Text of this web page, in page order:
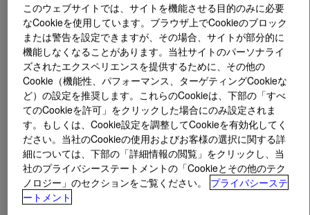
とはACOUSTICRYL™ AV-1331 Emulsion?
An acrylic copolymer emulsion that is powered by
AVANSE™ Latex Technology, designed for the use in
high-performing sprayable waterborne sound damping
coatings. Due to this unique technology, this latex allows
the following for sound damping coating formulations: -
このウェブサイトでは、サイトを機能させる目的のみに必要
なCookieを使用しています。ブラウザ上でCookieのブロック
または警告を設定できますが、その場合、サイトが部分的に
機能しなくなることがあります。当社サイトのパーソナライ
ズされたエクスペリエンスを提供するために、その他の
Cookie（機能性、パフォーマンス、ターゲティングCookieな
ど）の設定を推奨します。これらのCookieは、下部の「すべ
てのCookieを許可」をクリックした場合にのみ設定されま
す。もしくは、Cookie設定を調整してCookieを有効化してく
ださい。当社のCookieの使用およびお客様の選択に関する詳
細については、下部の「詳細情報の閲覧」をクリックし、当
社のプライバシーステートメントの「Cookieとその他のテク
ノロジー」のセクションをご覧ください。
プライバシーステ
ートメント